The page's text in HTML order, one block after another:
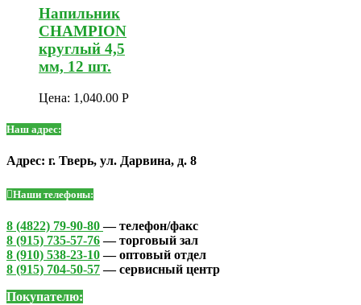
Напильник
CHAMPION
круглый 4,5
мм, 12 шт.
Цена: 1,040.00 Р
Наш адрес:
Адрес: г. Тверь, ул. Дарвина, д. 8
Наши телефоны:
8 (4822) 79-90-80— телефон/факс
8 (915) 735-57-76— торговый зал
8 (910) 538-23-10— оптовый отдел
8 (915) 704-50-57— сервисный центр
Покупателю: